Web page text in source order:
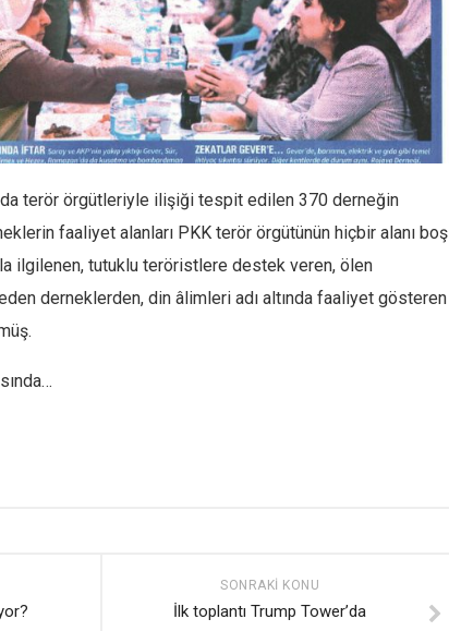
terör örgütleriyle ilişiği tespit edilen 370 derneğin
faaliyet alanları PKK terör örgütünün hiçbir alanı boş
ilgilenen, tutuklu teröristlere destek veren, ölen
derneklerden, din âlimleri adı altında faaliyet gösteren
SONRAKI KONU
İlk toplantı Trump Tower’da